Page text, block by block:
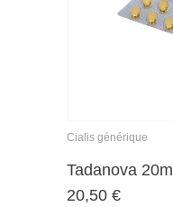
Cialis générique
Tadanova
20,50 €